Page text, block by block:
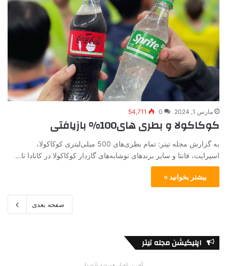
مارس 1, 2024 0
54,711
کوکاکولا و بطری های100% بازیافتی
به گزارش مجله تیتر: تمام بطری‌های 500 میلی‌لیتری کوکاکولا،
اسپرایت، فانتا و سایر برندهای نوشابه‌های گازدار کوکاکولا در کانادا تا…
بیشتر بخوانید »
صفحه بعدی
اپلیکیشن مجله تیتر